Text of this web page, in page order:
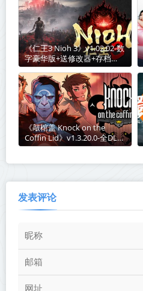
《仁王3 Nioh 3》v1.02.02-数
字豪华版+送修改器+存档
【单机+联机】丨中文版网盘
下载
《敲棺盖 Knock on the
Coffin Lid》v1.3.20.0-全DLC
丨中文版网盘下载
发表评论